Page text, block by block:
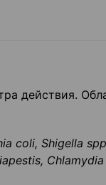
действия.
coli, Shigella spp
, Chlamydia